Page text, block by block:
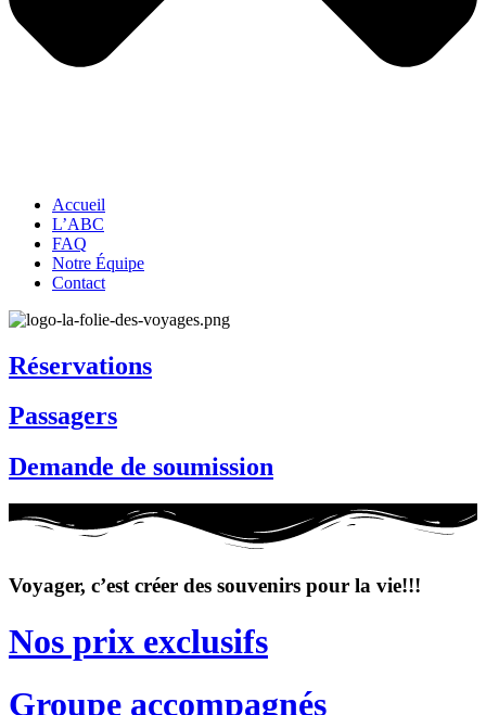
Accueil
L’ABC
FAQ
Notre Équipe
Contact
Réservations
Passagers
Demande de soumission
Voyager, c’est créer des souvenirs pour la vie!!!
Nos prix exclusifs
Groupe accompagnés